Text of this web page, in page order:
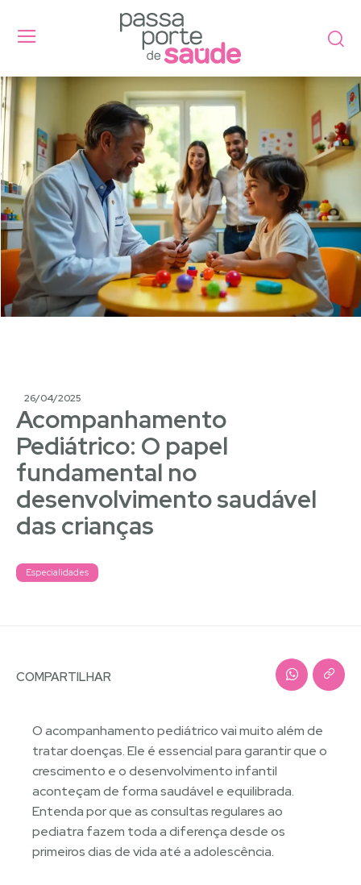
26/04/2025
Acompanhamento
Pediátrico: O papel
fundamental no
desenvolvimento saudável
das crianças
Especialidades
COMPARTILHAR
O acompanhamento pediátrico vai muito além de
tratar doenças. Ele é essencial para garantir que o
crescimento e o desenvolvimento infantil
aconteçam de forma saudável e equilibrada.
Entenda por que as consultas regulares ao
pediatra fazem toda a diferença desde os
primeiros dias de vida até a adolescência.